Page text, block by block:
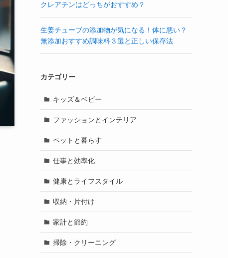
クレアチンはどっちがおすすめ？
生姜チューブの添加物が気になる！体に悪い？
無添加おすすめ調味料３選と正しい保存法
カテゴリー
キッズ＆ベビー
ファッションとインテリア
ペットと暮らす
仕事と効率化
健康とライフスタイル
収納・片付け
家計と節約
掃除・クリーニング